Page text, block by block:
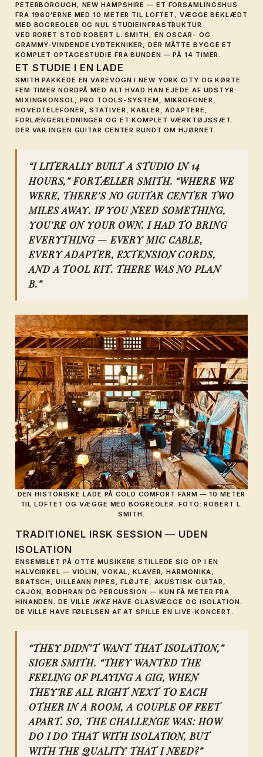
PETERBOROUGH, NEW HAMPSHIRE — ET FORSAMLINGSHUS
FRA 1960’ERNE MED 10 METER TIL LOFTET, VÆGGE BEKLÆDT
MED BOGREOLER OG NUL STUDIEINFRASTRUKTUR.
VED RORET STODROBERT L. SMITH, EN OSCAR- OG
GRAMMY-VINDENDE LYDTEKNIKER, DER MÅTTE BYGGE ET
KOMPLET OPTAGESTUDIE FRA BUNDEN — PÅ 14 TIMER.
ET STUDIE I EN LADE
SMITH PAKKEDE EN VAREVOGN I NEW YORK CITY OG KØRTE
FEM TIMER NORDPÅ MED ALT HVAD HAN EJEDE AF UDSTYR:
MIXINGKONSOL, PRO TOOLS-SYSTEM, MIKROFONER,
HOVEDTELEFONER, STATIVER, KABLER, ADAPTERE,
FORLÆNGERLEDNINGER OG ET KOMPLET VÆRKTØJSSÆT.
DER VAR INGEN GUITAR CENTER RUNDT OM HJØRNET.
“I LITERALLY BUILT A STUDIO IN 14
HOURS,” FORTÆLLER SMITH. “WHERE WE
WERE, THERE’S NO GUITAR CENTER TWO
MILES AWAY. IF YOU NEED SOMETHING,
YOU’RE ON YOUR OWN. I HAD TO BRING
EVERYTHING — EVERY MIC CABLE,
EVERY ADAPTER, EXTENSION CORDS,
AND A TOOL KIT. THERE WAS NO PLAN
B.”
DEN HISTORISKE LADE PÅ COLD COMFORT FARM — 10 METER
TIL LOFTET OG VÆGGE MED BOGREOLER. FOTO: ROBERT L.
SMITH.
TRADITIONEL IRSK SESSION — UDEN
ISOLATION
ENSEMBLET PÅ OTTE MUSIKERE STILLEDE SIG OP I EN
HALVCIRKEL — VIOLIN, VOKAL, KLAVER, HARMONIKA,
BRATSCH, UILLEANN PIPES, FLØJTE, AKUSTISK GUITAR,
CAJON, BODHRAN OG PERCUSSION — KUN FÅ METER FRA
HINANDEN. DE VILLE IKKEHAVE GLASVÆGGE OG ISOLATION.
DE VILLE HAVE FØLELSEN AF AT SPILLE EN LIVE-KONCERT.
“THEY DIDN’T WANT THAT ISOLATION,”
SIGER SMITH. “THEY WANTED THE
FEELING OF PLAYING A GIG, WHEN
THEY’RE ALL RIGHT NEXT TO EACH
OTHER IN A ROOM, A COUPLE OF FEET
APART. SO, THE CHALLENGE WAS: HOW
DO I DO THAT WITH ISOLATION, BUT
WITH THE QUALITY THAT I NEED?”